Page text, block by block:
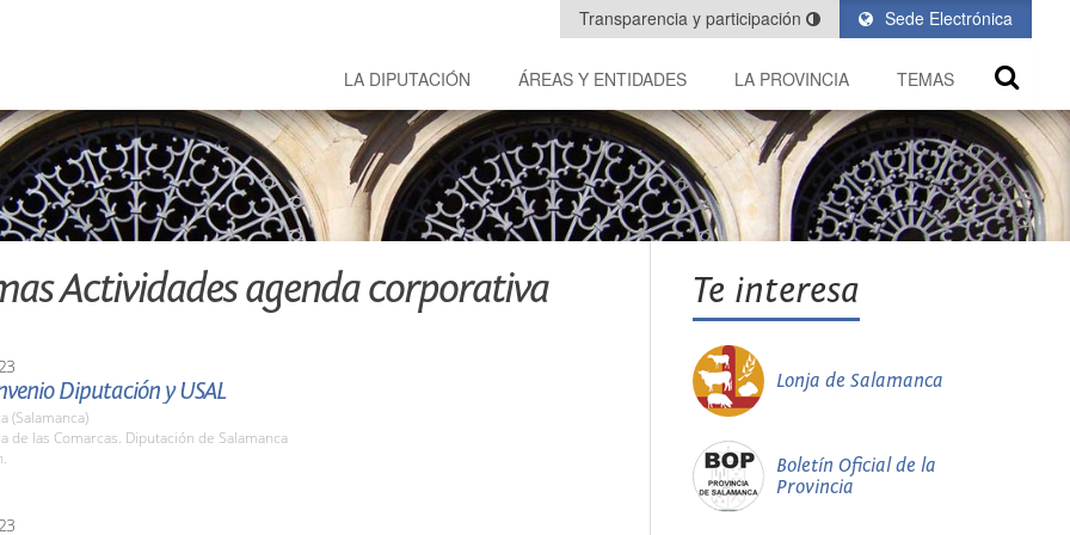
Sede Electrónica
Transparencia y participación
LA DIPUTACIÓN ÁREAS Y ENTIDADES LA PROVINCIA TEMAS
Actividades agenda corporativa
Diputación y USAL
(Salamanca)
de las Comarcas. Diputación de Salamanca
Te interesa
Lonja de Salamanca
Boletín Oficial de la
Provincia